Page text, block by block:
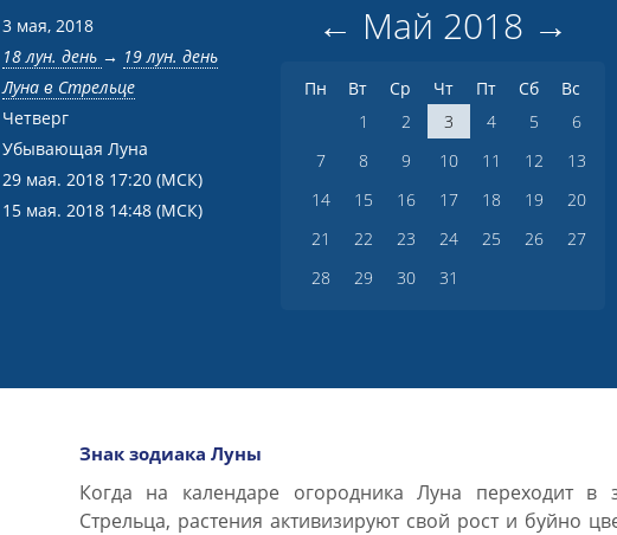
3 мая, 2018
18 лун. день → 19 лун. день
Луна в Стрельце
Четверг
Убывающая Луна
29 мая. 2018 17:20 (МСК)
15 мая. 2018 14:48 (МСК)
← Май 2018 →
Пн Вт Ср Чт Пт Сб
Вс
1
2 3 4 5
6
7
8 9 10 11 12
13
14
15 16 17 18 19
20
21
22 23 24 25 26
27
28
29 30 31
Знак зодиака Луны
Когда на календаре огородника Луна переходит в
Стрельца, растения активизируют свой рост и буйно